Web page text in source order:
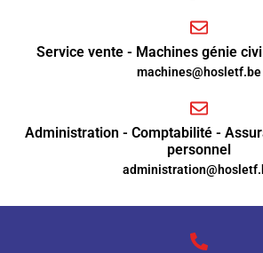
Service vente - Machines génie
machines@hosletf.be
Administration - Comptabilité -
personnel